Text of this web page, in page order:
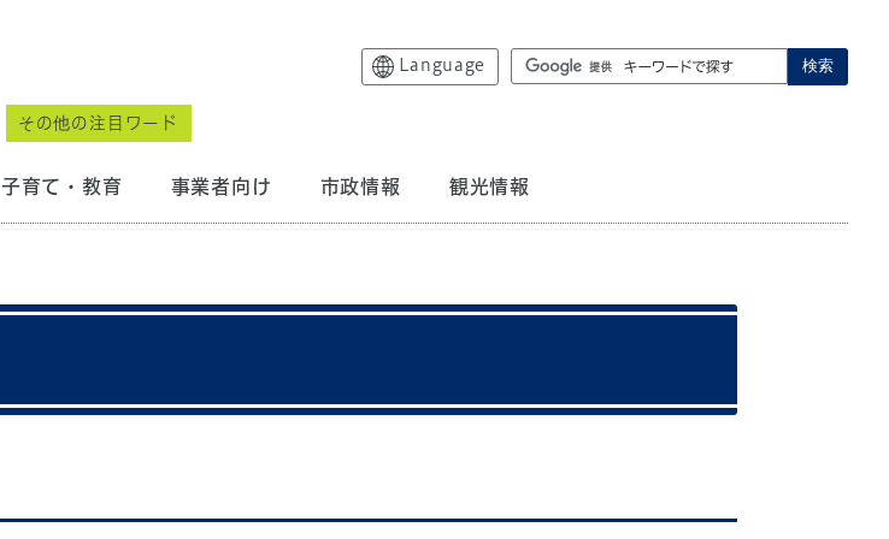
Language 検索
その他の注目ワード
子育て・教育 事業者向け 市政情報 観光情報